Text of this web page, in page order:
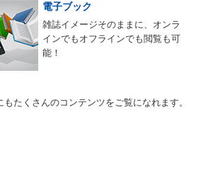
電子ブック
雑誌イメージそのままに、オンラ
インでもオフラインでも閲覧も可
能！
もたくさんのコンテンツをご覧になれます。